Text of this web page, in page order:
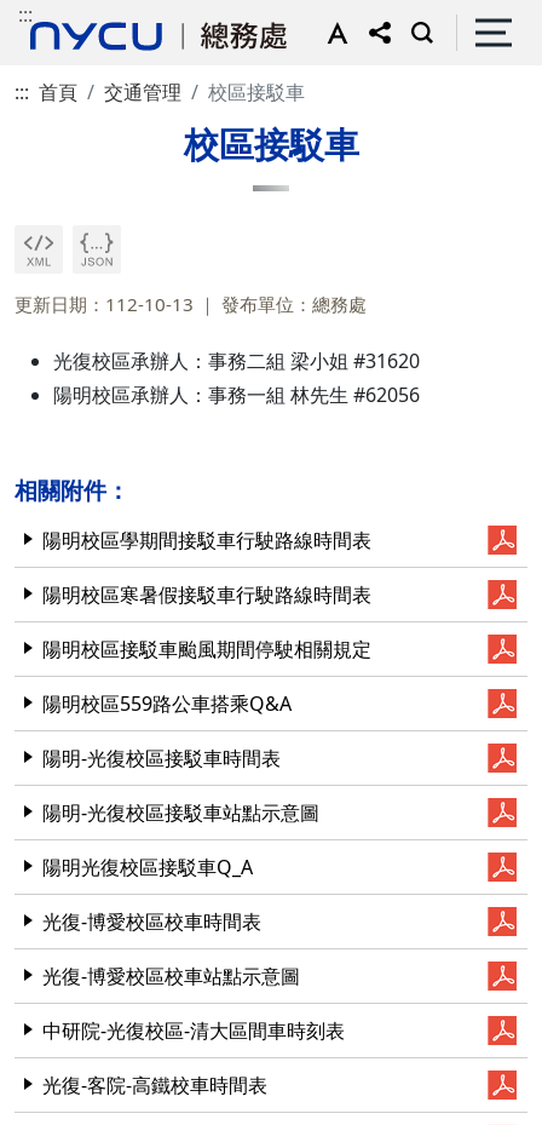
:::
::: 首頁 交通管理 校區接駁車
校區接駁車
更新日期：112-10-13 發布單位：總務處
光復校區承辦人：事務二組 梁小姐 #31620
陽明校區承辦人：事務一組 林先生 #62056
相關附件：
陽明校區學期間接駁車行駛路線時間表
陽明校區寒暑假接駁車行駛路線時間表
陽明校區接駁車颱風期間停駛相關規定
陽明校區559路公車搭乘Q&A
陽明-光復校區接駁車時間表
陽明-光復校區接駁車站點示意圖
陽明光復校區接駁車Q_A
光復-博愛校區校車時間表
光復-博愛校區校車站點示意圖
中研院-光復校區-清大區間車時刻表
光復-客院-高鐵校車時間表